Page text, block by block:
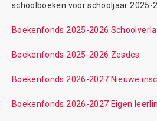
schoolboeken voor schooljaar 2025-
Boekenfonds 2025-2026
Boekenfonds 2025-2026 Zesdes
Boekenfonds 2026-2027 Nieuwe
Boekenfonds 2026-2027 Eigen